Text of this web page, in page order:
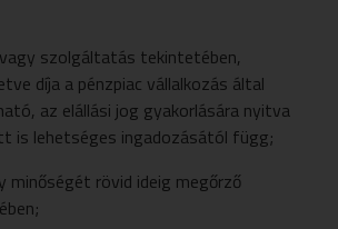
szolgáltatás tekintetében,
díja a pénzpiac vállalkozás által
az elállási jog gyakorlására nyitva
is lehetséges ingadozásától függ;
minőségét rövid ideig megőrző